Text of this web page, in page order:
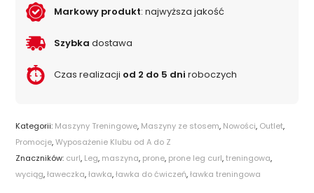
Markowy produkt: najwyższa jakość
Szybka dostawa
Czas realizacji od 2 do 5 dni roboczych
Kategorii: Maszyny Treningowe, Maszyny ze stosem, Nowości, Outlet,
Promocje,Wyposażenie Klubu od A do Z
Znaczników: curl, Leg, maszyna, prone, prone leg curl,treningowa,
wyciąg,ławeczka,ławka,ławka do ćwiczeń,ławka treningowa